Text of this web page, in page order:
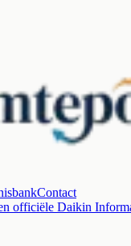
Contact
officiële Daikin